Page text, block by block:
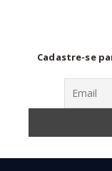
Cadastre-se